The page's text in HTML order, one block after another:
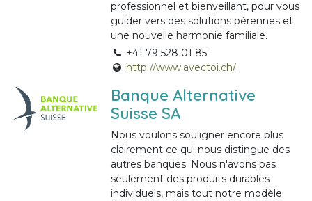
professionnel et bienveillant, pour vous
guider vers des solutions pérennes et
une nouvelle harmonie familiale.
+41 79 528 01 85
http://www.avectoi.ch/
Banque Alternative
Suisse SA
Nous voulons souligner encore plus
clairement ce qui nous distingue des
autres banques. Nous n'avons pas
seulement des produits durables
individuels, mais tout notre modèle